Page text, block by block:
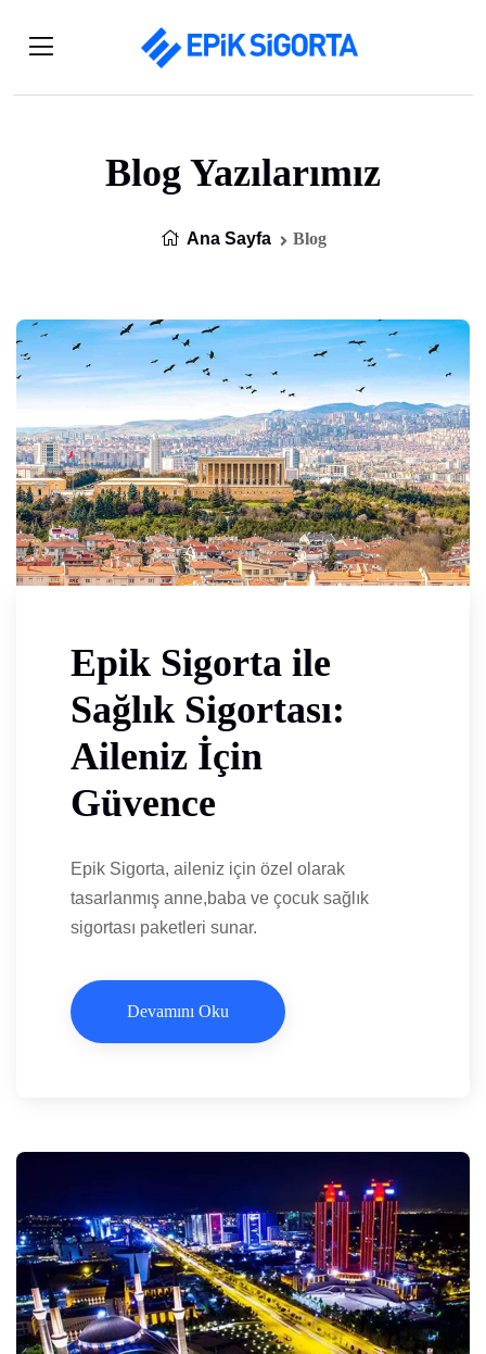
Blog Yazılarımız
Ana Sayfa Blog
Epik Sigorta ile
Sağlık Sigortası:
Aileniz İçin
Güvence
Epik Sigorta, aileniz için özel olarak
tasarlanmış anne,baba ve çocuk sağlık
sigortası paketleri sunar.
Devamını Oku